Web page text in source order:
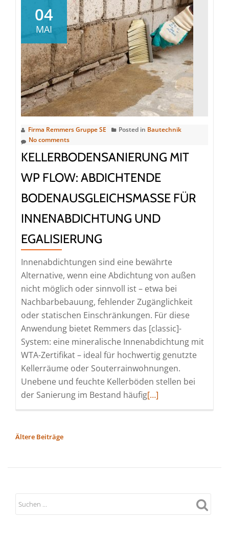
Produkt,
viele
Einsatzmöglichkeiten
04
MAI
Firma Remmers Gruppe SE Posted in Bautechnik
No comments
KELLERBODENSANIERUNG MIT
WP FLOW: ABDICHTENDE
BODENAUSGLEICHSMASSE FÜR
INNENABDICHTUNG UND
EGALISIERUNG
Innenabdichtungen sind eine bewährte
Alternative, wenn eine Abdichtung von außen
nicht möglich oder sinnvoll ist – etwa bei
Nachbarbebauung, fehlender Zugänglichkeit
oder statischen Einschränkungen. Für diese
Anwendung bietet Remmers das [classic]-
System: eine mineralische Innenabdichtung mit
WTA-Zertifikat – ideal für hochwertig genutzte
Kellerräume oder Souterrainwohnungen.
Unebene und feuchte Kellerböden stellen bei
der Sanierung im Bestand häufigRead
für
[…]
BEITRAGSNAVIGATION
Ältere Beiträge